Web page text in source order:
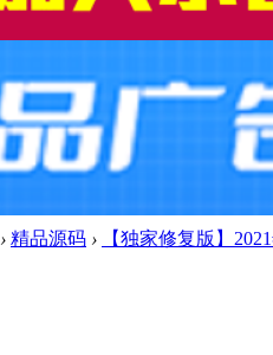
› 精品源码 ›
【独家修复版】